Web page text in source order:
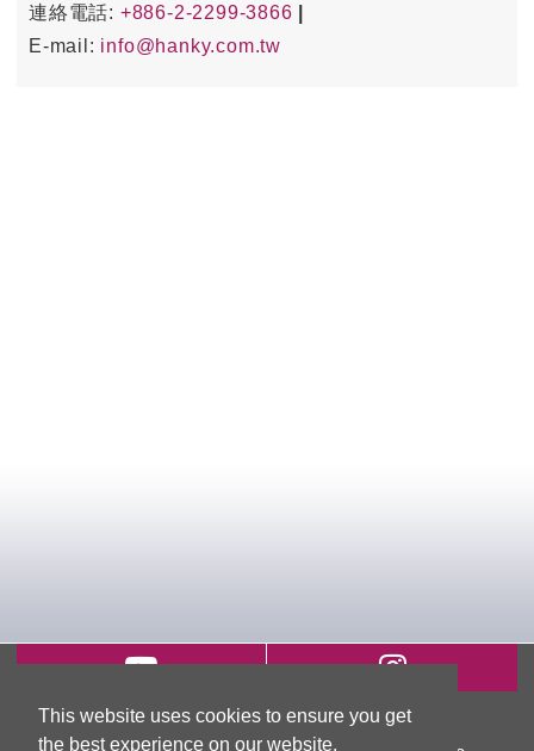
This website uses cookies to ensure you get
the best experience on our website.
連絡電話: +886-2-2299-3866
E-mail: info@hanky.com.tw
新北市五股區五權七路66號 (新北產業園區)